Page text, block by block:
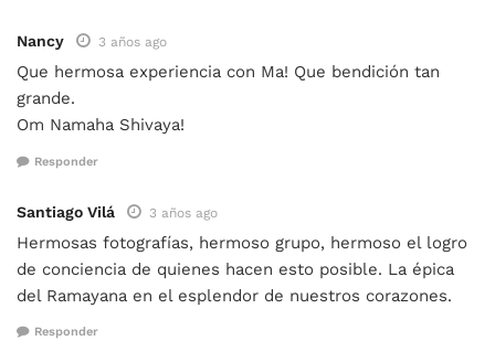
Nancy 3 años ago
Que hermosa experiencia con Ma! Que bendición tan
grande.
Om Namaha Shivaya!
Responder
Santiago Vilá 3 años ago
Hermosas fotografías, hermoso grupo, hermoso el logro
de conciencia de quienes hacen esto posible. La épica
del Ramayana en el esplendor de nuestros corazones.
Responder